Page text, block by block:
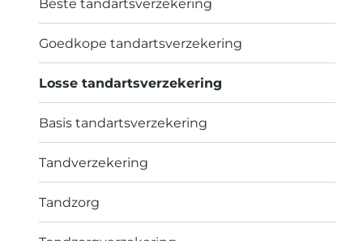
Beste tandartsverzekering
Goedkope tandartsverzekering
Losse tandartsverzekering
Basis tandartsverzekering
Tandverzekering
Tandzorg